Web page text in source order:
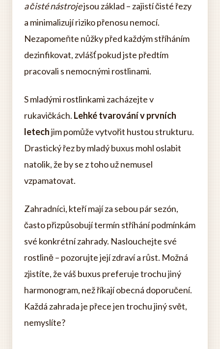
a čisté nástrojejsou základ – zajistí čisté řezy
a minimalizují riziko přenosu nemocí.
Nezapomeňte nůžky před každým stříháním
dezinfikovat, zvlášť pokud jste předtím
pracovali s nemocnými rostlinami.
S mladými rostlinkami zacházejte v
rukavičkách. Lehké tvarování v prvních
letechjim pomůže vytvořit hustou strukturu.
Drastický řez by mladý buxus mohl oslabit
natolik, že by se z toho už nemusel
vzpamatovat.
Zahradníci, kteří mají za sebou pár sezón,
často přizpůsobují termín stříhání podmínkám
své konkrétní zahrady. Naslouchejte své
rostlině – pozorujte její zdraví a růst. Možná
zjistíte, že váš buxus preferuje trochu jiný
harmonogram, než říkají obecná doporučení.
Každá zahrada je přece jen trochu jiný svět,
nemyslíte?